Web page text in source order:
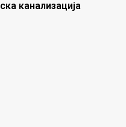
канализација